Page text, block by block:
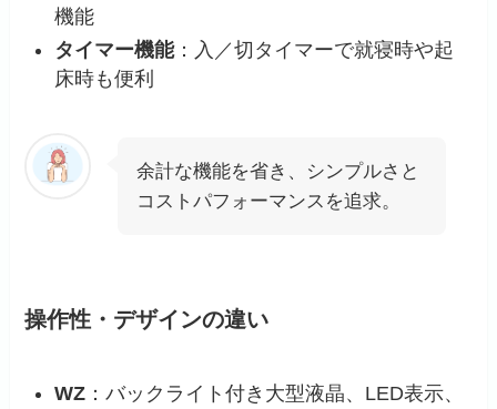
機能
タイマー機能：入／切タイマーで就寝時や起
床時も便利
余計な機能を省き、シンプルさと
コストパフォーマンスを追求。
操作性・デザインの違い
WZ ：バックライト付き大型液晶、LED表示、